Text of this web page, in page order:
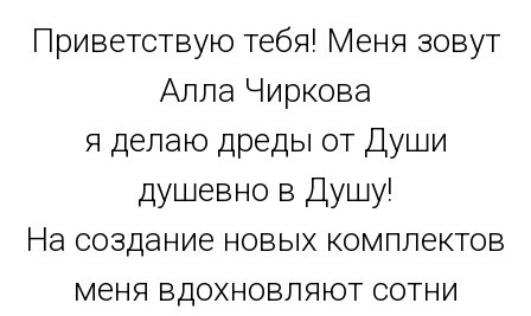
Приветствую тебя! Меня зовут
Алла Чиркова
я делаю дреды от Души
душевно в Душу!
На создание новых комплектов
меня вдохновляют сотни